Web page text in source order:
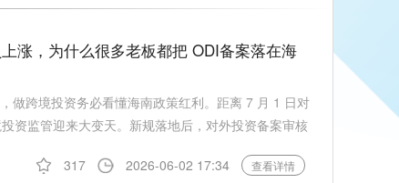
涨，为什么很多老板都把 ODI备案落在海
做跨境投资务必看懂海南政策红利。距离 7 月 1 日对
资监管迎来大变天。新规落地后，对外投资备案审核
317
2026-06-02 17:34 查看详情